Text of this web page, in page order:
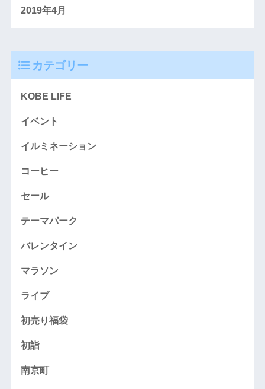
2019年4月
カテゴリー
KOBE LIFE
イベント
イルミネーション
コーヒー
セール
テーマパーク
バレンタイン
マラソン
ライブ
初売り福袋
初詣
南京町